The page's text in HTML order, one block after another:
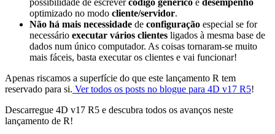
optimizado no modo cliente/servidor.
Não há mais necessidade de configuração especial se for
necessário executar vários clientes ligados à mesma base de
dados num único computador. As coisas tornaram-se muito
mais fáceis, basta executar os clientes e vai funcionar!
Apenas riscamos a superfície do que este lançamento R tem
reservado para si. Ver todos os posts no blogue para 4D v17 R5!
Descarregue 4D v17 R5 e descubra todos os avanços neste
lançamento de R!